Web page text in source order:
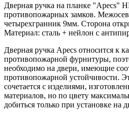
Дверная ручка на планке "Apecs"
противопожарных замков.
четырехгранник 9мм. Сторона
Материал: сталь + нейлон с
Дверная ручка Apecs относится к
противопожарной фурнитуры,
необходимо на двери, имеющие
противопожарной устойчивости.
сочетается с изделиями,
материалов, но по цвету
добиться только при установке на